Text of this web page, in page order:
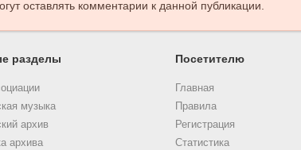
оставлять комментарии к данной публикации.
разделы
музыка
архив
архива
Посетителю
Главная
Правила
Регистрация
Статистика